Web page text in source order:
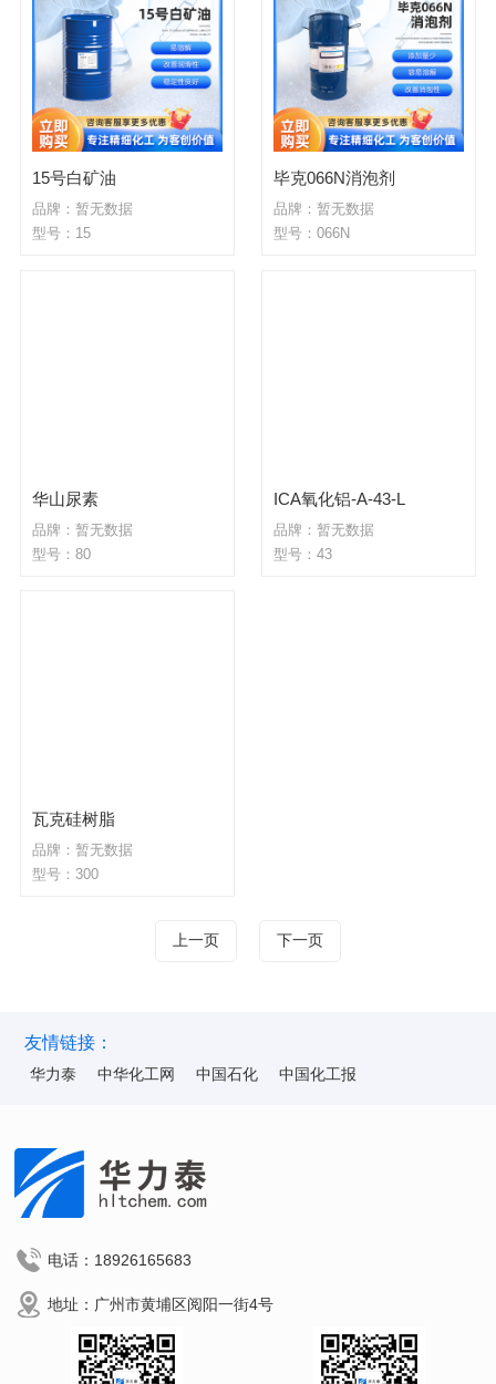
15号白矿油
品牌：暂无数据
型号：15
毕克066N消泡剂
品牌：暂无数据
型号：066N
华山尿素
品牌：暂无数据
型号：80
ICA氧化铝-A-43-L
品牌：暂无数据
型号：43
瓦克硅树脂
品牌：暂无数据
型号：300
上一页 下一页
友情链接：
华力泰 中华化工网 中国石化 中国化工报
电话：18926165683
地址：广州市黄埔区阅阳一街4号